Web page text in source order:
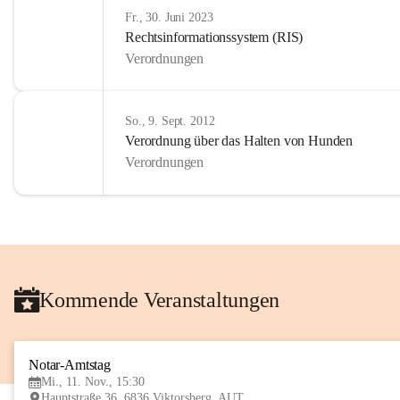
Fr., 30. Juni 2023
Rechtsinformationssystem (RIS)
Verordnungen
So., 9. Sept. 2012
Verordnung über das Halten von Hunden
Verordnungen
Kommende Veranstaltungen
Notar-Amtstag
Mi., 11. Nov., 15:30